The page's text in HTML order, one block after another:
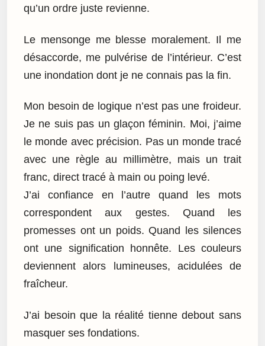
qu’un ordre juste revienne.
Le mensonge me blesse moralement. Il me
désaccorde, me pulvérise de l’intérieur. C’est
une inondation dont je ne connais pas la fin.
Mon besoin de logique n’est pas une froideur.
Je ne suis pas un glaçon féminin. Moi, j’aime
le monde avec précision. Pas un monde tracé
avec une règle au millimètre, mais un trait
franc, direct tracé à main ou poing levé.
J’ai confiance en l’autre quand les mots
correspondent aux gestes. Quand les
promesses ont un poids. Quand les silences
ont une signification honnête. Les couleurs
deviennent alors lumineuses, acidulées de
fraîcheur.
J’ai besoin que la réalité tienne debout sans
masquer ses fondations.